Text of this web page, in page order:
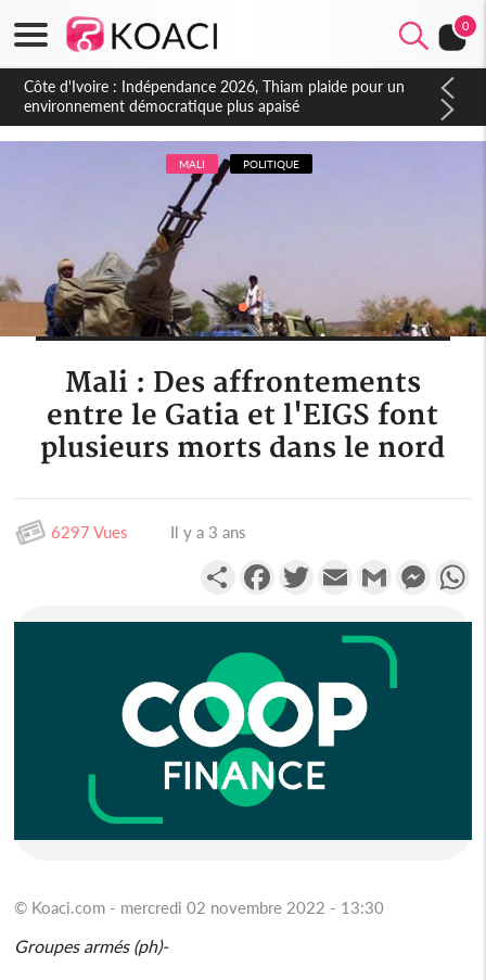
0
Côte d'Ivoire : Concours INFAS 2026, les convocations
seront disponibles à compter du samedi
MALI POLITIQUE
Mali : Des affrontements
entre le Gatia et l'EIGS font
plusieurs morts dans le nord
6297 Vues Il y a 3 ans
PartagerFacebookTwitterEmail Gmail
© Koaci.com - mercredi 02 novembre 2022 - 13:30
Groupes armés (ph)-